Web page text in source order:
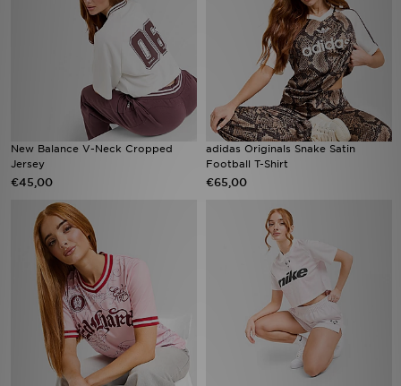
New Balance V-Neck Cropped
Jersey
€45,00
adidas Originals Snake Satin
Football T-Shirt
€65,00